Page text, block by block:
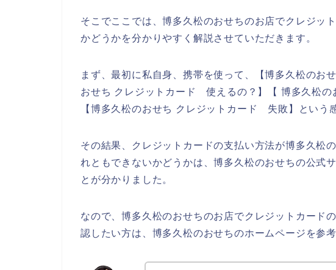
そこでここでは、博多久松のおせちのお店でクレジッ
かどうかを分かりやすく解説させていただきます。
まず、最初に私自身、携帯を使って、【博多久松のお
おせち クレジットカード 使えるの？】【 博多久松の
【博多久松のおせち クレジットカード 失敗】という
その結果、クレジットカードの支払い方法が博多久松
れともできないかどうかは、博多久松のおせちの公式
とが分かりました。
なので、博多久松のおせちのお店でクレジットカード
認したい方は、博多久松のおせちのホームページを参